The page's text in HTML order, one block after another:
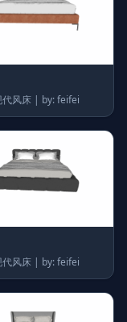
分类：现代风床 | by: feifei
分类：现代风床 | by: feifei